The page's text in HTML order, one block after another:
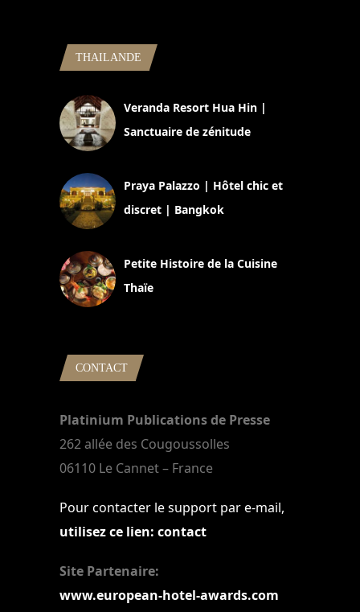
THAILANDE
Veranda Resort Hua Hin |
Sanctuaire de zénitude
Praya Palazzo | Hôtel chic et
discret | Bangkok
Petite Histoire de la Cuisine
Thaïe
CONTACT
Platinium Publications de Presse
262 allée des Cougoussolles
06110 Le Cannet – France
Pour contacter le support par e-mail,
utilisez ce lien: contact
Site Partenaire:
www.european-hotel-awards.com